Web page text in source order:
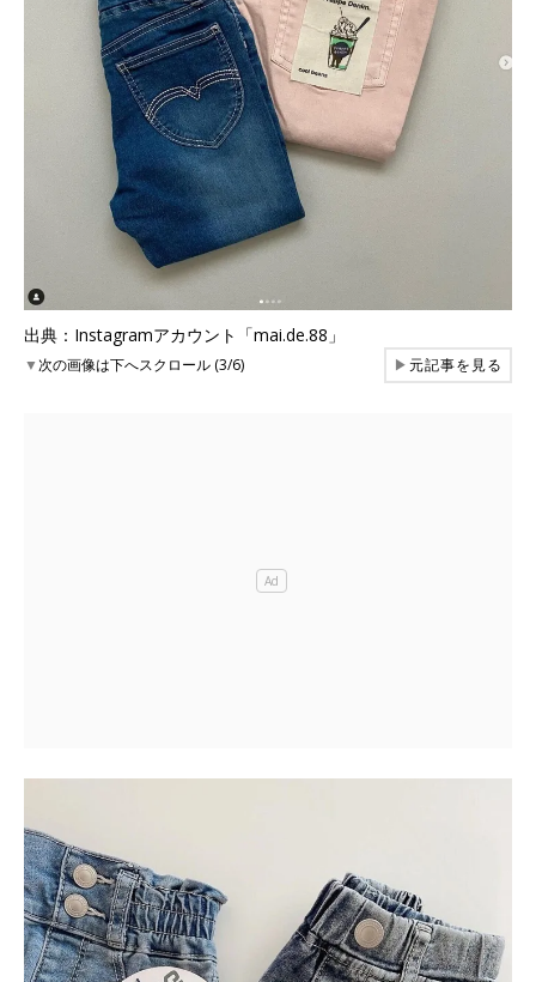
出典：Instagramアカウント「mai.de.88」
▼次の画像は下へスクロール (3/6) ▶元記事を見る